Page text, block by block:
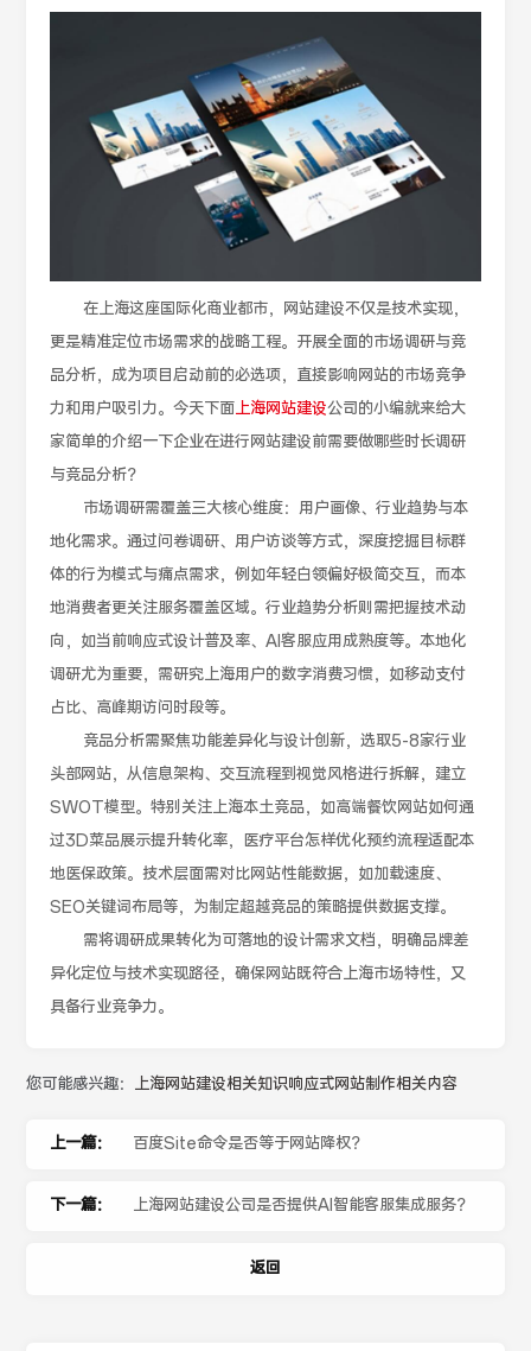
在上海这座国际化商业都市，网站建设不仅是技术实现，
更是精准定位市场需求的战略工程。开展全面的市场调研与竞
品分析，成为项目启动前的必选项，直接影响网站的市场竞争
力和用户吸引力。今天下面上海网站建设公司的小编就来给大
家简单的介绍一下企业在进行网站建设前需要做哪些时长调研
与竞品分析？
市场调研需覆盖三大核心维度：用户画像、行业趋势与本
地化需求。通过问卷调研、用户访谈等方式，深度挖掘目标群
体的行为模式与痛点需求，例如年轻白领偏好极简交互，而本
地消费者更关注服务覆盖区域。行业趋势分析则需把握技术动
向，如当前响应式设计普及率、AI客服应用成熟度等。本地化
调研尤为重要，需研究上海用户的数字消费习惯，如移动支付
占比、高峰期访问时段等。
竞品分析需聚焦功能差异化与设计创新，选取5-8家行业
头部网站，从信息架构、交互流程到视觉风格进行拆解，建立
SWOT模型。特别关注上海本土竞品，如高端餐饮网站如何通
过3D菜品展示提升转化率，医疗平台怎样优化预约流程适配本
地医保政策。技术层面需对比网站性能数据，如加载速度、
SEO关键词布局等，为制定超越竞品的策略提供数据支撑。
需将调研成果转化为可落地的设计需求文档，明确品牌差
异化定位与技术实现路径，确保网站既符合上海市场特性，又
具备行业竞争力。
您可能感兴趣： 上海网站建设相关知识响应式网站制作相关内容
上一篇： 百度Site命令是否等于网站降权？
下一篇： 上海网站建设公司是否提供AI智能客服集成服务？
返回